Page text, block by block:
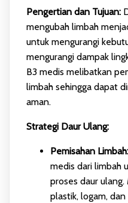
Pengertian dan Tujuan:
mengubah limbah
untuk mengurangi
mengurangi dampak
B3 medis melibatkan
limbah sehingga dapat
aman.
Strategi Daur Ulang:
Pemisahan Limbah:
medis dari limbah
proses daur ulang.
plastik, logam,